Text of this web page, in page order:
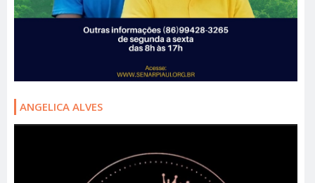
ANGELICA ALVES